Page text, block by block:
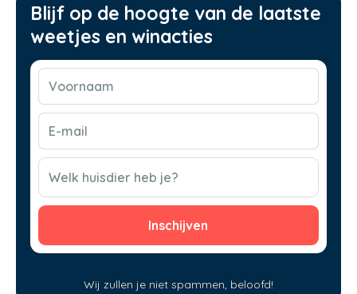
Blijf op de hoogte van de laatste
weetjes en winacties
Voornaam
E-
mail
(Vereist)
CAPTCHA
Welk huisdier heb je?
Wij zullen je niet spammen, beloofd!